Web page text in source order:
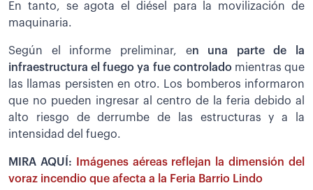
En tanto, se agota el diésel para la movilización de
maquinaria.
Según el informe preliminar, en una parte de la
infraestructura el fuego ya fue controladomientras que
las llamas persisten en otro. Los bomberos informaron
que no pueden ingresar al centro de la feria debido al
alto riesgo de derrumbe de las estructuras y a la
intensidad del fuego.
MIRA AQUÍ:
Imágenes aéreas reflejan la dimensión del
voraz incendio que afecta a la Feria Barrio Lindo